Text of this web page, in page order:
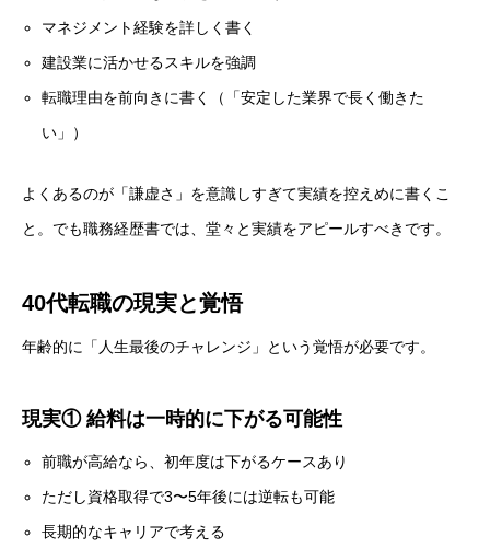
マネジメント経験を詳しく書く
建設業に活かせるスキルを強調
転職理由を前向きに書く（「安定した業界で長く働きた
い」）
よくあるのが「謙虚さ」を意識しすぎて実績を控えめに書くこ
と。でも職務経歴書では、堂々と実績をアピールすべきです。
40代転職の現実と覚悟
年齢的に「人生最後のチャレンジ」という覚悟が必要です。
現実① 給料は一時的に下がる可能性
前職が高給なら、初年度は下がるケースあり
ただし資格取得で3〜5年後には逆転も可能
長期的なキャリアで考える